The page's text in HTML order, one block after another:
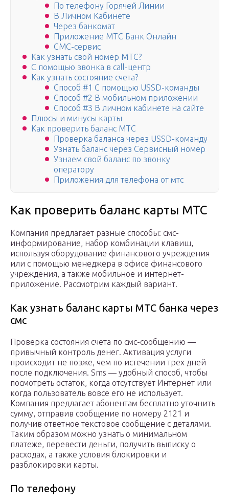
По телефону Горячей Линии
В Личном Кабинете
Через банкомат
Приложение МТС Банк Онлайн
СМС-сервис
Как узнать свой номер МТС?
С помощью звонка в call-центр
Как узнать состояние счета?
Способ #1 С помощью USSD-команды
Способ #2 В мобильном приложении
Способ #3 В личном кабинете на сайте
Плюсы и минусы карты
Как проверить баланс МТС
Проверка баланса через USSD-команду
Узнать баланс через Сервисный номер
Узнаем свой баланс по звонку
оператору
Приложения для телефона от мтс
Как проверить баланс карты МТС
Компания предлагает разные способы: смс-
информирование, набор комбинации клавиш,
используя оборудование финансового учреждения
или с помощью менеджера в офисе финансового
учреждения, а также мобильное и интернет-
приложение. Рассмотрим каждый вариант.
Как узнать баланс карты МТС банка через
смс
Проверка состояния счета по смс-сообщению —
привычный контроль денег. Активация услуги
происходит не позже, чем по истечении трех дней
после подключения. Sms — удобный способ, чтобы
посмотреть остаток, когда отсутствует Интернет или
когда пользователь вовсе его не использует.
Компания предлагает абонентам бесплатно уточнить
сумму, отправив сообщение по номеру 2121 и
получив ответное текстовое сообщение с деталями.
Таким образом можно узнать о минимальном
платеже, перевести деньги, получить выписку о
расходах, а также условия блокировки и
разблокировки карты.
По телефону